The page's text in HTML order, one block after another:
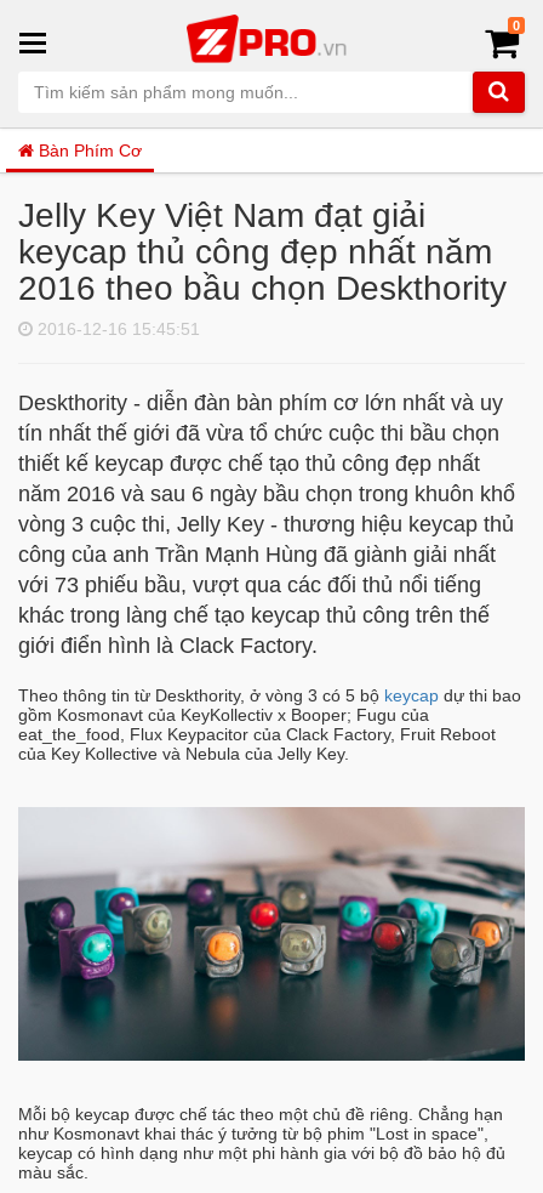
0
Bàn Phím Cơ
Jelly Key Việt Nam đạt giải
keycap thủ công đẹp nhất năm
2016 theo bầu chọn Deskthority
2016-12-16 15:45:51
Deskthority - diễn đàn bàn phím cơ lớn nhất và uy
tín nhất thế giới đã vừa tổ chức cuộc thi bầu chọn
thiết kế keycap được chế tạo thủ công đẹp nhất
năm 2016 và sau 6 ngày bầu chọn trong khuôn khổ
vòng 3 cuộc thi, Jelly Key - thương hiệu keycap thủ
công của anh Trần Mạnh Hùng đã giành giải nhất
với 73 phiếu bầu, vượt qua các đối thủ nổi tiếng
khác trong làng chế tạo keycap thủ công trên thế
giới điển hình là Clack Factory.
Theo thông tin từ Deskthority, ở vòng 3 có 5 bộ keycap dự thi bao
gồm Kosmonavt của KeyKollectiv x Booper; Fugu của
eat_the_food, Flux Keypacitor của Clack Factory, Fruit Reboot
của Key Kollective và Nebula của Jelly Key.
Mỗi bộ keycap được chế tác theo một chủ đề riêng. Chẳng hạn
như Kosmonavt khai thác ý tưởng từ bộ phim "Lost in space",
keycap có hình dạng như một phi hành gia với bộ đồ bảo hộ đủ
màu sắc.